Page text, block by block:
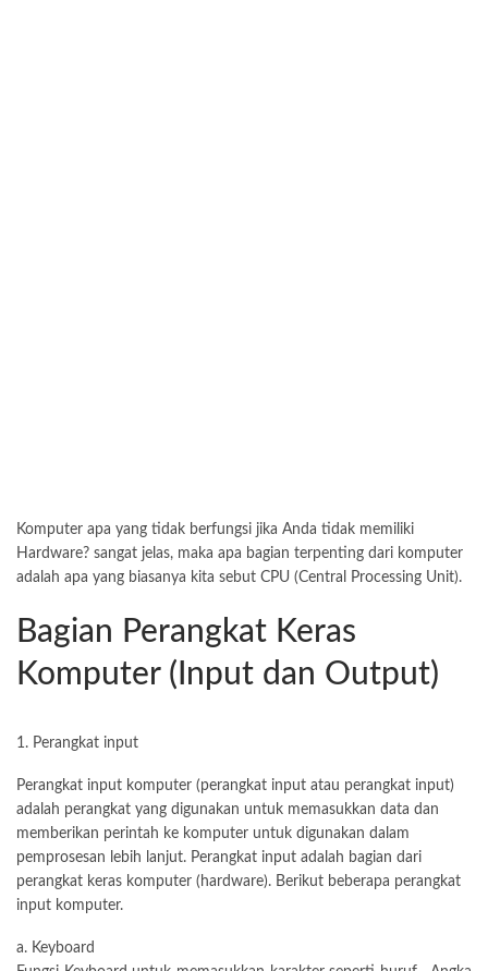
Komputer apa yang tidak berfungsi jika Anda tidak memiliki
Hardware? sangat jelas, maka apa bagian terpenting dari komputer
adalah apa yang biasanya kita sebut CPU (Central Processing Unit).
Bagian Perangkat Keras
Komputer (Input dan Output)
1. Perangkat input
Perangkat input komputer (perangkat input atau perangkat input)
adalah perangkat yang digunakan untuk memasukkan data dan
memberikan perintah ke komputer untuk digunakan dalam
pemprosesan lebih lanjut. Perangkat input adalah bagian dari
perangkat keras komputer (hardware). Berikut beberapa perangkat
input komputer.
a. Keyboard